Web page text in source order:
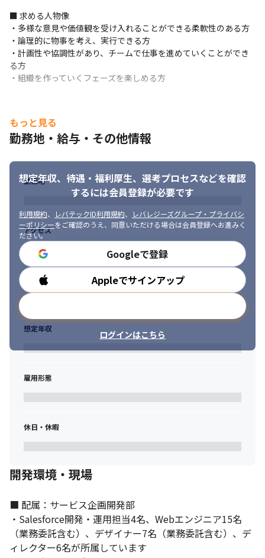
＜利用ツール＞
・Salesforce
・MAツール
・BIツール
・各種Webサイト
・レコメンドエンジン
■ この仕事の面白み、魅力
・業務設計や戦略方針立脚から携わることが可能で、組織の枠組
みを超えた仕事にかかわることができ、幅広い経験を積むことが
できます。
・Salesforceは顧客情報を集約したデータウェアハウスとなるの
で、当該データを利活用しマーケティング活動全般にも関わるこ
・介護/医療/看護/保育の人材事業においてトップレベルのシェア
を誇っているので、自らが携わったものが世の中に貢献できてい
る実感を得られます
・サービス品質の向上に貢献できるので、事業の成長を感じやす
いです
・事業の第二創業フェーズのため業務は多岐にわたり、将来のキ
ャリアプランに応じて希望する業務ができます
■ 求める人物像
・多様な意見や価値観を受け入れることができる柔軟性のある方
・論理的に物事を考え、実行できる方
・計画性や協調性があり、チームで仕事を進めていくことができ
る方
・組織を作っていくフェーズを楽しめる方
もっと見る
勤務地・給与・その他情報
想定年収、待遇・福利厚生、 選考プロセスなどを確認
するには会員登録が必要です
利用規約、 レバテックID利用規約、
レバレジーズグループ・プライバシ
ーポリシーをご確認のうえ、同意いただける場合は会員登録へお進みく
ださい。
Googleで登録
Appleでサインアップ
ログインはこちら
勤務地
アクセス
勤務時間
想定年収
雇用形態
休日・休暇
開発環境・現場
■ 配属：サービス企画開発部
・Salesforce開発・運用担当4名、Webエンジニア15名
（業務委託含む）、デザイナー7名（業務委託含む）、デ
ィレクター6名が所属しています